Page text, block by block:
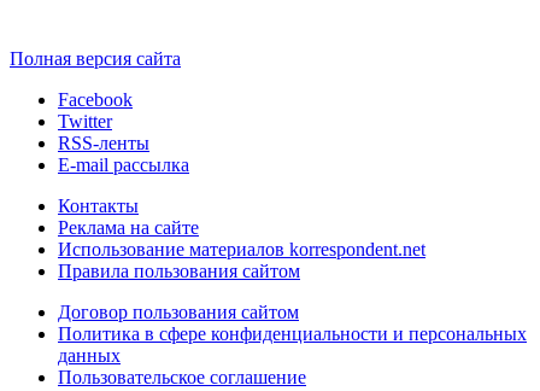
Полная версия сайта
Facebook
Twitter
RSS-ленты
E-mail рассылка
Контакты
Реклама на сайте
Использование материалов korrespondent.net
Правила пользования сайтом
Договор пользования сайтом
Политика в сфере конфиденциальности и персональных
данных
Пользовательское соглашение